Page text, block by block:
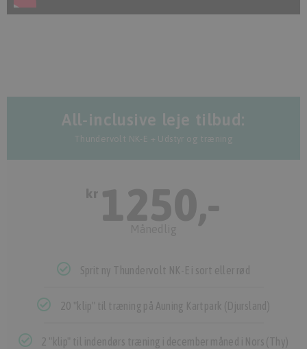
All-inclusive leje tilbud:
Thundervolt NK-E + Udstyr og træning
kr 1250,-
Sprit ny Thundervolt NK-E i sort eller rød
20 "klip" til træning på Auning Kartpark (Djursland)
2 "klip" til indendørs træning i december måned i Nors (Thy)